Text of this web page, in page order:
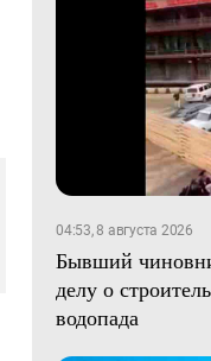
04:53, 8 августа 2026
Бывший
делу о
водопада